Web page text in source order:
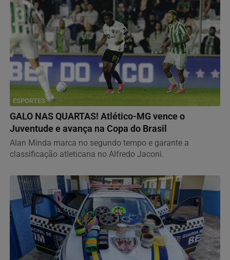
ESPORTES
GALO NAS QUARTAS! Atlético-MG vence o
Juventude e avança na Copa do Brasil
Alan Minda marca no segundo tempo e garante a
classificação atleticana no Alfredo Jaconi.